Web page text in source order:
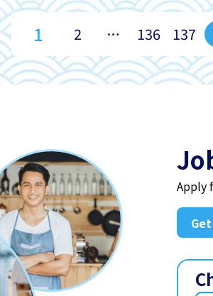
1 2 … 136 137
Apply